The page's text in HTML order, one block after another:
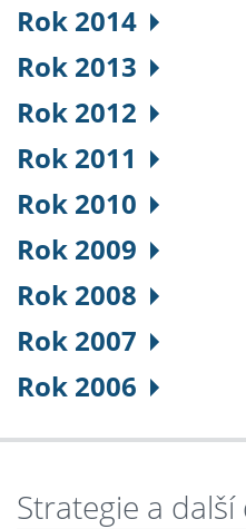
Rok 2014
Rok 2013
Rok 2012
Rok 2011
Rok 2010
Rok 2009
Rok 2008
Rok 2007
Rok 2006
Strategie a